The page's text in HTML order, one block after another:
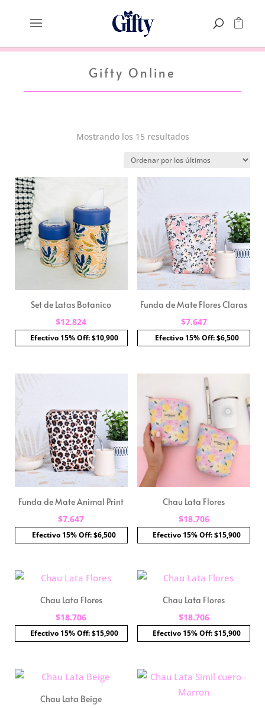
Gifty Online
Mostrando los 15 resultadosOrdenado
los
últimos
Set de Latas Botanico
$12.824
Efectivo 15% Off: $10,900
Funda de Mate Flores Claras
$7.647
Efectivo 15% Off: $6,500
Funda de Mate Animal Print
$7.647
Efectivo 15% Off: $6,500
Chau Lata Flores
$18.706
Efectivo 15% Off: $15,900
Chau Lata Flores
$18.706
Efectivo 15% Off: $15,900
Chau Lata Flores
$18.706
Efectivo 15% Off: $15,900
Chau Lata Beige